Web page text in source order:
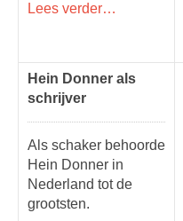
Lees verder…
Hein Donner als
schrijver
Als schaker behoorde
Hein Donner in
Nederland tot de
grootsten.